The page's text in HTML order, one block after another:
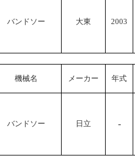
バンドソー 大東 2003
機械名 メーカー 年式
バンドソー 日立 -